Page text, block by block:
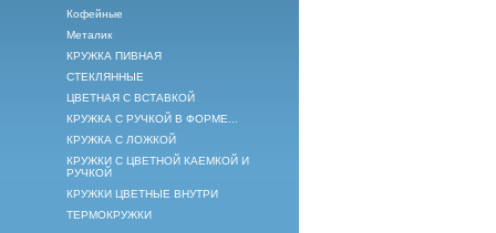
Кофейные
Металик
КРУЖКА ПИВНАЯ
СТЕКЛЯННЫЕ
ЦВЕТНАЯ С ВСТАВКОЙ
КРУЖКА С РУЧКОЙ В ФОРМЕ...
КРУЖКА С ЛОЖКОЙ
КРУЖКИ С ЦВЕТНОЙ КАЕМКОЙ И
РУЧКОЙ
КРУЖКИ ЦВЕТНЫЕ ВНУТРИ
ТЕРМОКРУЖКИ